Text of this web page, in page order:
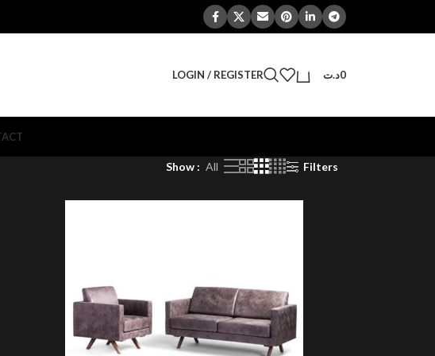
LOGIN / REGISTER 0د.ت
Show All Filters